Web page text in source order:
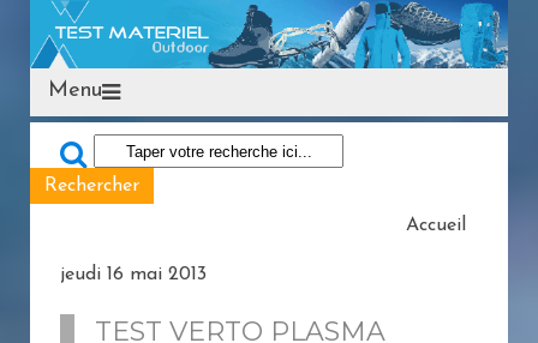
Menu
Accueil
jeudi 16 mai 2013
TEST VERTO PLASMA